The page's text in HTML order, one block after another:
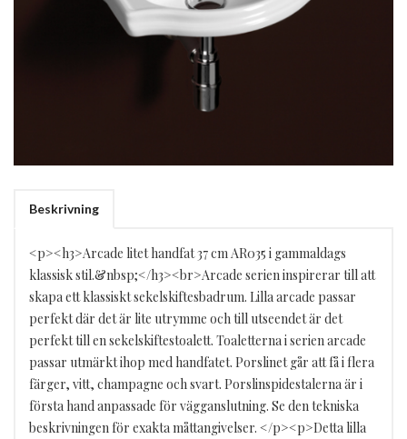
Beskrivning
<p><h3>Arcade litet handfat 37 cm AR035 i gammaldags
klassisk stil.&nbsp;</h3><br>Arcade serien inspirerar till att
skapa ett klassiskt sekelskiftesbadrum. Lilla arcade passar
perfekt där det är lite utrymme och till utseendet är det
perfekt till en sekelskiftestoalett. Toaletterna i serien arcade
passar utmärkt ihop med handfatet. Porslinet går att få i flera
färger, vitt, champagne och svart. Porslinspidestalerna är i
första hand anpassade för vägganslutning. Se den tekniska
beskrivningen för exakta måttangivelser. </p><p>Detta lilla